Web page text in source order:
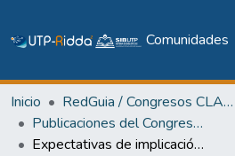
Comunidades
Inicio
RedGuia / Congresos CLABES
Publicaciones del Congreso Internacional CLABES
Expectativas de implicación académica: Validez y uso en el diagnóstico de ingreso a la educación superior